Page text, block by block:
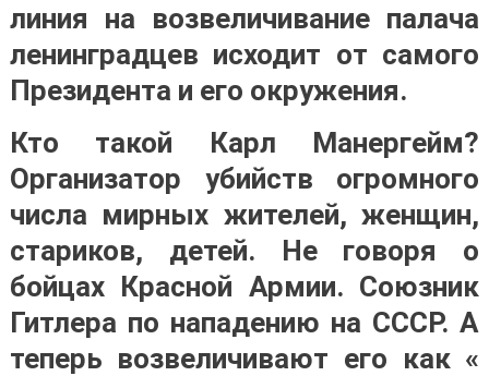
линия на возвеличивание палача
ленинградцев исходит от самого
Президента и его окружения.
Кто такой Карл Манергейм?
Организатор убийств огромного
числа мирных жителей, женщин,
стариков, детей. Не говоря о
бойцах Красной Армии. Союзник
Гитлера по нападению на СССР. А
теперь возвеличивают его как «